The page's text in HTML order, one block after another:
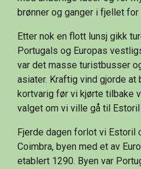
brønner og ganger i fjellet for
Etter nok en flott lunsj gikk
Portugals og Europas
var det masse turistbusser
asiater. Kraftig vind gjorde
kortvarig før vi kjørte tilbake
valget om vi ville gå til
Fjerde dagen forlot vi Estoril
Coimbra, byen med et av
etablert 1290. Byen var